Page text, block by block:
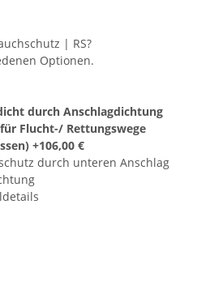
| RS?
Optionen.
durch Anschlagdichtung
Flucht-/ Rettungswege
+106,00 €
durch unteren Anschlag